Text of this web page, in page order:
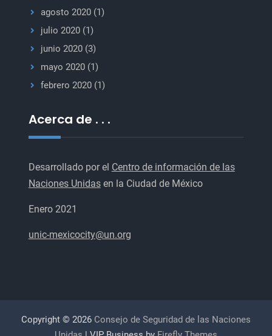
agosto 2020(1)
julio 2020(1)
junio 2020(3)
mayo 2020(1)
febrero 2020(1)
Acerca de . . .
Desarrollado por el Centro de información de las
Naciones Unidasen la Ciudad de México
Enero 2021
unic-mexicocity@un.org
Copyright © 2026 Consejo de Seguridad de las Naciones